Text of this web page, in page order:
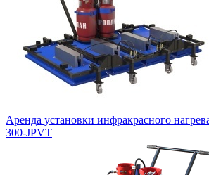
Аренда установки инфракрасного
300-JPVT